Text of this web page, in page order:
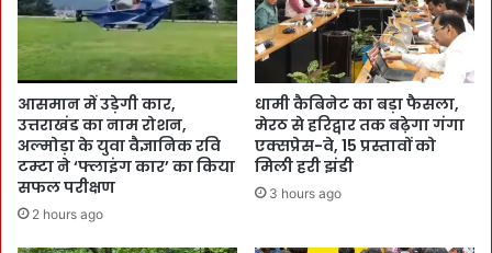
आसमान में उड़ेगी कार,
उत्तराखंड का नाम रोशन,
अल्मोड़ा के युवा वैज्ञानिक रवि
टम्टा ने ‘फ्लाइंग कार’ का किया
सफल परीक्षण
2 hours ago
धामी कैबिनेट का बड़ा फैसला,
मेरठ से हरिद्वार तक बढ़ेगा गंगा
एक्सप्रेस-वे, 15 प्रस्तावों को
मिली हरी झंडी
3 hours ago